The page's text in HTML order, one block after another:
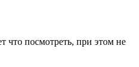
что посмотреть, при этом не